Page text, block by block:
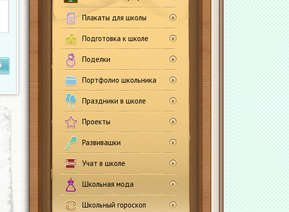
Плакаты для школы
Подготовка к школе
Поделки
Портфолио школьника
Праздники в школе
Проекты
Развивашки
Учат в школе
Школьная мода
Школьный гороскоп